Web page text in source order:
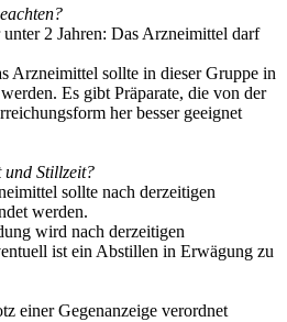
2 Jahren: Das Arzneimittel darf
Arzneimittel sollte in dieser Gruppe in
Es gibt Präparate, die von der
her besser geeignet
und Stillzeit?
sollte nach derzeitigen
werden.
wird nach derzeitigen
ist ein Abstillen in Erwägung zu
einer Gegenanzeige verordnet